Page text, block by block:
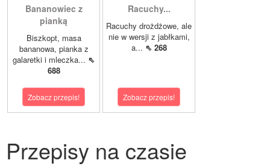
Bananowiec z
pianką
Biszkopt, masa
bananowa, pianka z
galaretki i mleczka... ⇖
688
Zobacz przepis!
Racuchy...
Racuchy drożdżowe, ale
nie w wersji z jabłkami,
a... ⇖ 268
Zobacz przepis!
Przepisy na czasie